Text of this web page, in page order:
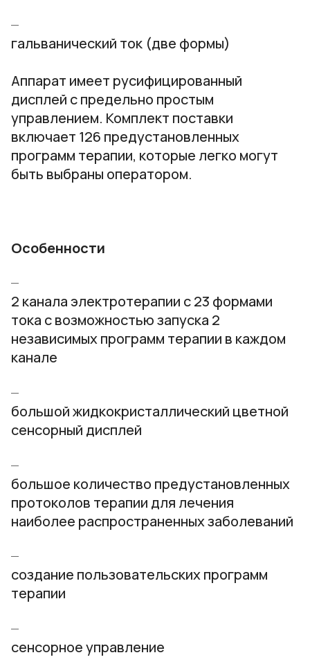
гальванический ток (две формы)
Аппарат имеет русифицированный
дисплей с предельно простым
управлением. Комплект поставки
включает 126 предустановленных
программ терапии, которые легко могут
быть выбраны оператором.
Особенности
2 канала электротерапии с 23 формами
тока с возможностью запуска 2
независимых программ терапии в каждом
канале
большой жидкокристаллический цветной
сенсорный дисплей
большое количество предустановленных
протоколов терапии для лечения
наиболее распространенных заболеваний
создание пользовательских программ
терапии
сенсорное управление